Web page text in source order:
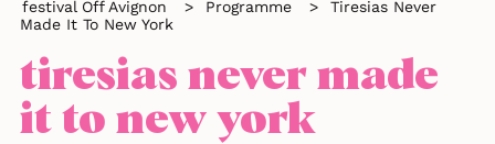
festival Off Avignon > Programme >
Tiresias Never
Made It To New York
tiresias never made
it to new york